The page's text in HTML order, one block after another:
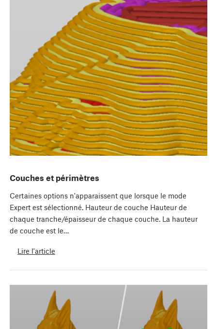
Couches et périmètres
Certaines options n'apparaissent que lorsque le mode
Expert est sélectionné. Hauteur de couche Hauteur de
chaque tranche/épaisseur de chaque couche. La hauteur
de couche est le…
Lire l'article